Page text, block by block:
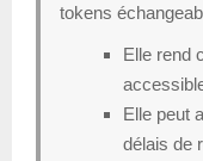
tokens
Elle rend
Elle peut
délais de